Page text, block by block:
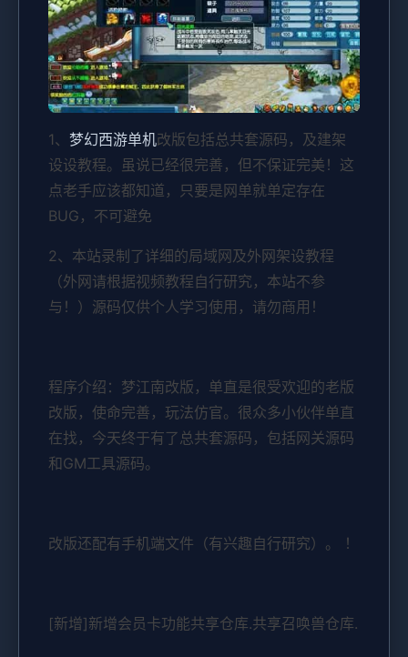
1、 梦幻西游单机改版包括总共套源码，及建架
设设教程。虽说已经很完善，但不保证完美！这
点老手应该都知道，只要是网单就单定存在
BUG，不可避免
2、本站录制了详细的局域网及外网架设教程
（外网请根据视频教程自行研究，本站不参
与！）源码仅供个人学习使用，请勿商用！
程序介绍：梦江南改版，单直是很受欢迎的老版
改版，使命完善，玩法仿官。很众多小伙伴单直
在找，今天终于有了总共套源码，包括网关源码
和GM工具源码。
改版还配有手机端文件（有兴趣自行研究）。 ！
[新增]新增会员卡功能共享仓库.共享召唤兽仓库.